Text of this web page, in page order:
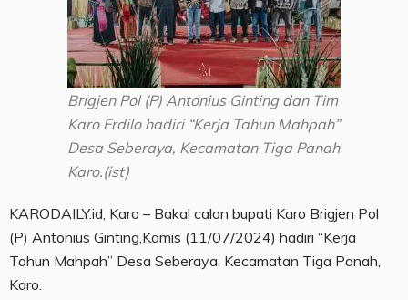
Brigjen Pol (P) Antonius Ginting dan Tim
Karo Erdilo hadiri “Kerja Tahun Mahpah”
Desa Seberaya, Kecamatan Tiga Panah
Karo.(ist)
KARODAILY.id, Karo – Bakal calon bupati Karo Brigjen Pol
(P) Antonius Ginting,Kamis (11/07/2024) hadiri “Kerja
Tahun Mahpah” Desa Seberaya, Kecamatan Tiga Panah,
Karo.